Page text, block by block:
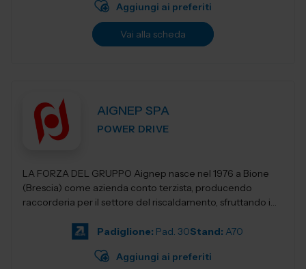
Aggiungi ai preferiti
Vai alla scheda
AIGNEP SPA
POWER DRIVE
LA FORZA DEL GRUPPO Aignep nasce nel 1976 a Bione
(Brescia) come azienda conto terzista, producendo
raccorderia per il settore del riscaldamento, sfruttando i
Padiglione: Pad. 30Stand: A70
Aggiungi ai preferiti